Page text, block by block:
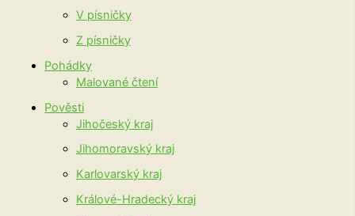
V písničky
Z písničky
Pohádky
Malované čtení
Pověsti
Jihočeský kraj
Jihomoravský kraj
Karlovarský kraj
Králové-Hradecký kraj